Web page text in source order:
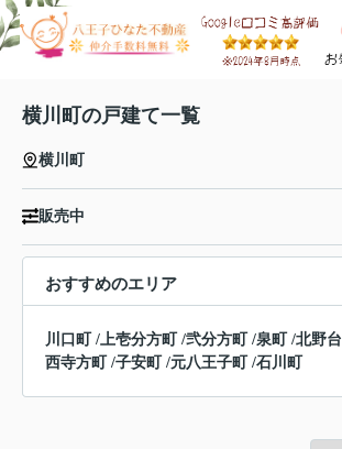
横川町の戸建て一覧
横川町
販売中
おすすめのエリア
川口町/ 上壱分方町/弐分方町/泉町/北野台
西寺方町/子安町/元八王子町/石川町